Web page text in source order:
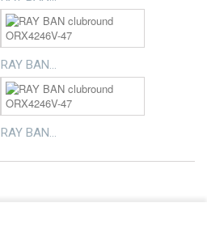
RAY BAN...
RAY BAN...